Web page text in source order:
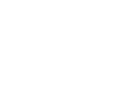
i pengjet e një mallkimi
helmin e ndasive të
gjak humbjes vjen paqja
por madhështia e tij